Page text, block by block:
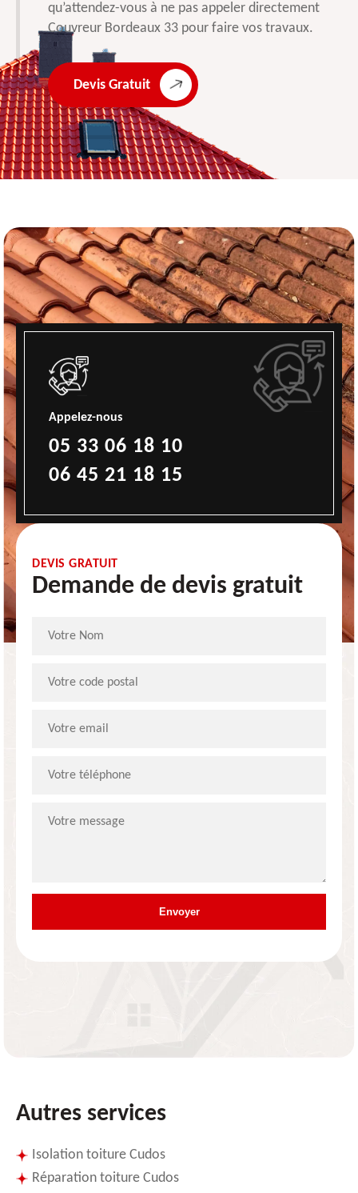
qu’attendez-vous à ne pas appeler directement
Couvreur Bordeaux 33 pour faire vos travaux.
Devis Gratuit
Appelez-nous
05 33 06 18 10
06 45 21 18 15
DEVIS GRATUIT
Demande de devis gratuit
Autres services
Isolation toiture Cudos
Réparation toiture Cudos